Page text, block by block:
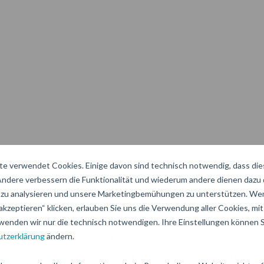
verwendet Cookies. Einige davon sind technisch notwendig, dass
verbessern die Funktionalität und wiederum andere dienen dazu
analysieren und unsere Marketingbemühungen zu unterstützen.
klicken, erlauben Sie uns die Verwendung aller Cookies,
wir nur die technisch notwendigen. Ihre Einstellungen können
ändern.
eine Softwarelösung für die Vereinheitlichung
daenet zum ersten Mal ins Spiel und hat diese
Testphase ist daenet bis heute in der